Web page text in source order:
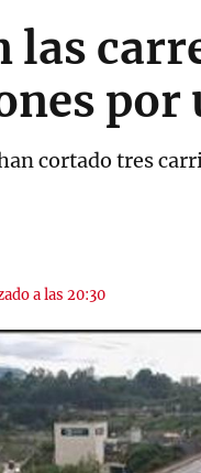
las
cortado tres
a las 20:30